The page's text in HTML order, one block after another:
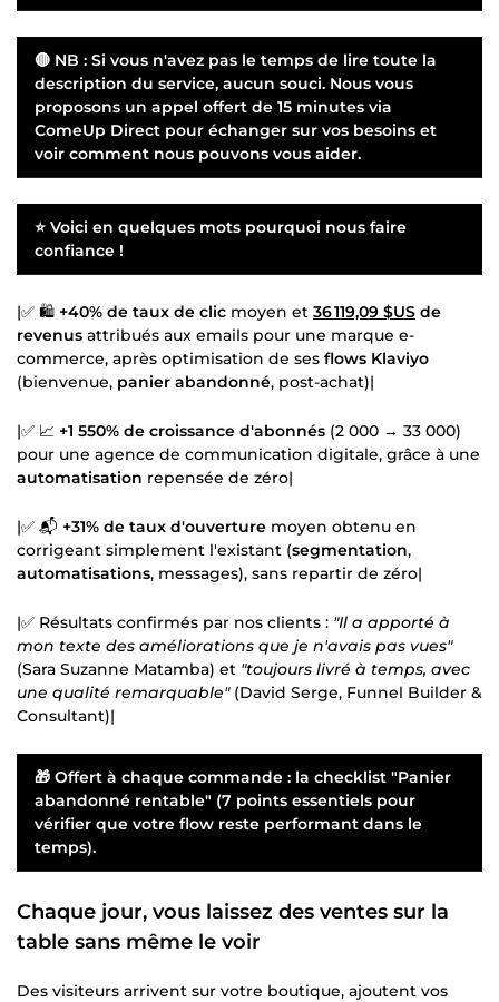
🔴 NB : Si vous n'avez pas le temps de lire toute la
description du service, aucun souci. Nous vous
proposons un appel offert de 15 minutes via
ComeUp Direct pour échanger sur vos besoins et
voir comment nous pouvons vous aider.
⭐ Voici en quelques mots pourquoi nous faire
confiance !
|✅ 🛍️ +40% de taux de clic moyen et 36 119,09 $US de
revenus attribués aux emails pour une marque e-
commerce, après optimisation de ses flows Klaviyo
(bienvenue, panier abandonné, post-achat)|
|✅ 📈 +1 550% de croissance d'abonnés (2 000 → 33 000)
pour une agence de communication digitale, grâce à une
automatisation repensée de zéro|
|✅ 📬 +31% de taux d'ouverture moyen obtenu en
corrigeant simplement l'existant (segmentation,
automatisations, messages), sans repartir de zéro|
|✅ Résultats confirmés par nos clients : "Il a apporté à
mon texte des améliorations que je n'avais pas vues"
(Sara Suzanne Matamba) et "toujours livré à temps, avec
une qualité remarquable"(David Serge, Funnel Builder &
Consultant)|
🎁 Offert à chaque commande : la checklist "Panier
abandonné rentable" (7 points essentiels pour
vérifier que votre flow reste performant dans le
temps).
Chaque jour, vous laissez des ventes sur la
table sans même le voir
Des visiteurs arrivent sur votre boutique, ajoutent vos